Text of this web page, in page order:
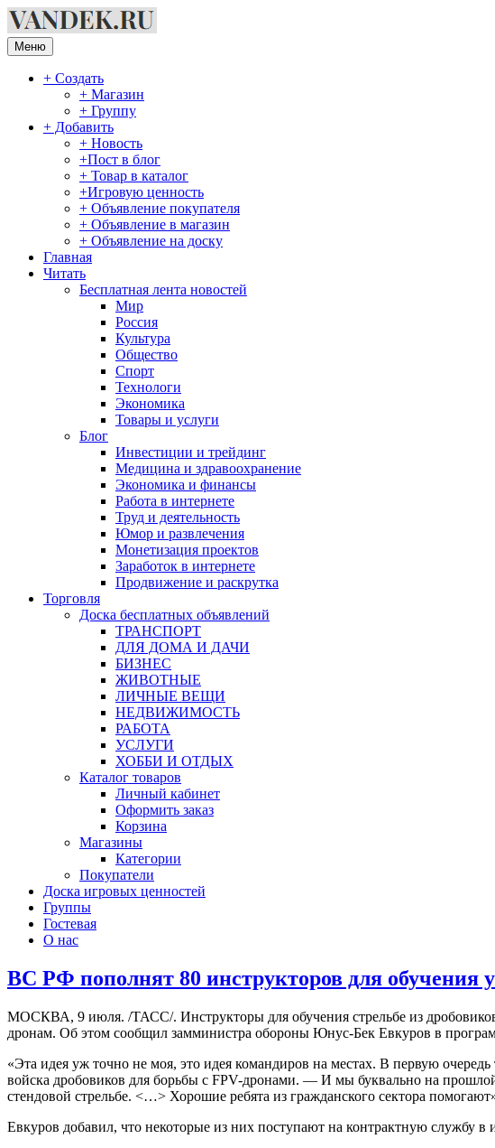
Перейти
к
содержимому
Меню
+ Создать
+ Магазин
+ Группу
+ Добавить
+ Новость
+Пост в блог
+ Товар в каталог
+Игровую ценность
+ Объявление покупателя
+ Объявление в магазин
+ Объявление на доску
Главная
Читать
Бесплатная лента новостей
Мир
Россия
Культура
Общество
Спорт
Технологи
Экономика
Товары и услуги
Блог
Инвестиции и трейдинг
Медицина и здравоохранение
Экономика и финансы
Работа в интернете
Труд и деятельность
Юмор и развлечения
Монетизация проектов
Заработок в интернете
Продвижение и раскрутка
Торговля
Доска бесплатных объявлений
ТРАНСПОРТ
ДЛЯ ДОМА И ДАЧИ
БИЗНЕС
ЖИВОТНЫЕ
ЛИЧНЫЕ ВЕЩИ
НЕДВИЖИМОСТЬ
РАБОТА
УСЛУГИ
ХОББИ И ОТДЫХ
Каталог товаров
Личный кабинет
Оформить заказ
Корзина
Магазины
Категории
Покупатели
Доска игровых ценностей
Группы
Гостевая
О нас
ВС РФ пополнят 80 инструкторов для
МОСКВА, 9 июля. /ТАСС/. Инструкторы для обучения стрельбе из
дронам. Об этом сообщил замминистра обороны Юнус-Бек Евкуров в
«Эта идея уж точно не моя, это идея командиров на местах. В первую
войска дробовиков для борьбы с FPV-дронами. — И мы буквально на
стендовой стрельбе. <…> Хорошие ребята из гражданского сектора
Евкуров добавил, что некоторые из них поступают на контрактную службу в